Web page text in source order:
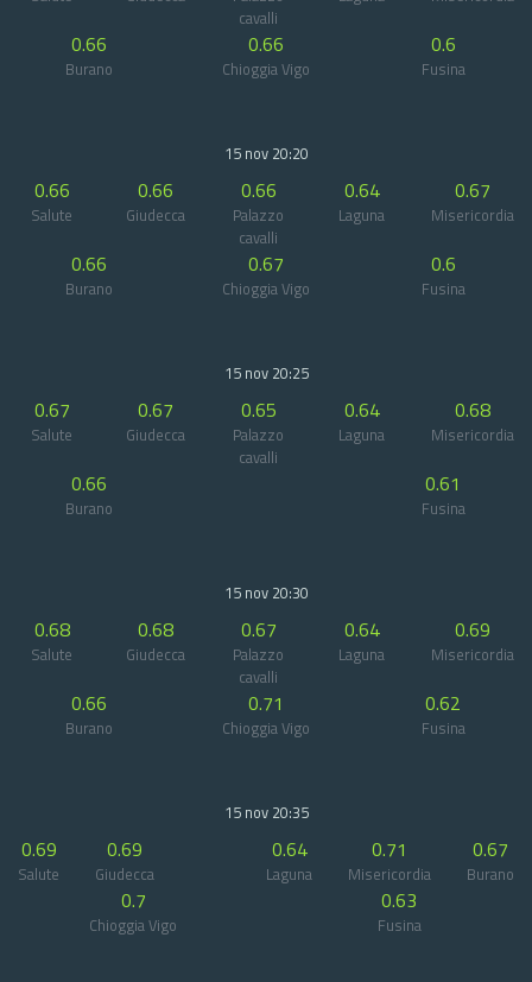
cavalli
0.66
Burano
0.66
Chioggia Vigo
0.6
Fusina
15 nov 20:20
0.66
Salute
0.66
Giudecca
0.66
Palazzo
cavalli
0.64
Laguna
0.67
Misericordia
0.66
Burano
0.67
Chioggia Vigo
0.6
Fusina
15 nov 20:25
0.67
Salute
0.67
Giudecca
0.65
Palazzo
cavalli
0.64
Laguna
0.68
Misericordia
0.66
Burano
0.61
Fusina
15 nov 20:30
0.68
Salute
0.68
Giudecca
0.67
Palazzo
cavalli
0.64
Laguna
0.69
Misericordia
0.66
Burano
0.71
Chioggia Vigo
0.62
Fusina
15 nov 20:35
0.69
Salute
0.69
Giudecca
0.64
Laguna
0.71
Misericordia
0.67
Burano
0.7
Chioggia Vigo
0.63
Fusina